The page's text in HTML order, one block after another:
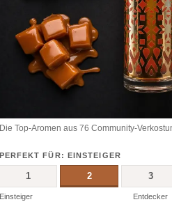
Die Top-Aromen aus 76 Community-
PERFEKT FÜR: EINSTEIGER
1 2 3
Einsteiger Entdecker